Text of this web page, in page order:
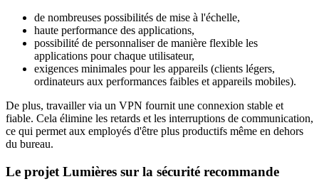
de nombreuses possibilités de mise à l'échelle,
haute performance des applications,
possibilité de personnaliser de manière flexible les
applications pour chaque utilisateur,
exigences minimales pour les appareils (clients légers,
ordinateurs aux performances faibles et appareils mobiles).
De plus, travailler via un VPN fournit une connexion stable et
fiable. Cela élimine les retards et les interruptions de communication,
ce qui permet aux employés d'être plus productifs même en dehors
du bureau.
Le projet Lumières sur la sécurité recommande